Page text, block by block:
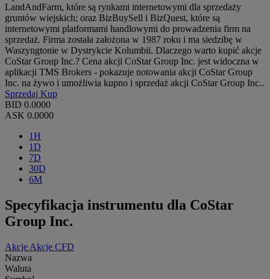
LandAndFarm, które są rynkami internetowymi dla sprzedaży
gruntów wiejskich; oraz BizBuySell i BizQuest, które są
internetowymi platformami handlowymi do prowadzenia firm na
sprzedaż. Firma została założona w 1987 roku i ma siedzibę w
Waszyngtonie w Dystrykcie Kolumbii. Dlaczego warto kupić akcje
CoStar Group Inc.? Cena akcji CoStar Group Inc. jest widoczna w
aplikacji TMS Brokers - pokazuje notowania akcji CoStar Group
Inc. na żywo i umożliwia kupno i sprzedaż akcji CoStar Group Inc..
Sprzedaj Kup
BID 0.0000
ASK 0.0000
1H
1D
7D
30D
6M
Specyfikacja instrumentu dla CoStar
Group Inc.
Akcje Akcje CFD
Nazwa
Waluta